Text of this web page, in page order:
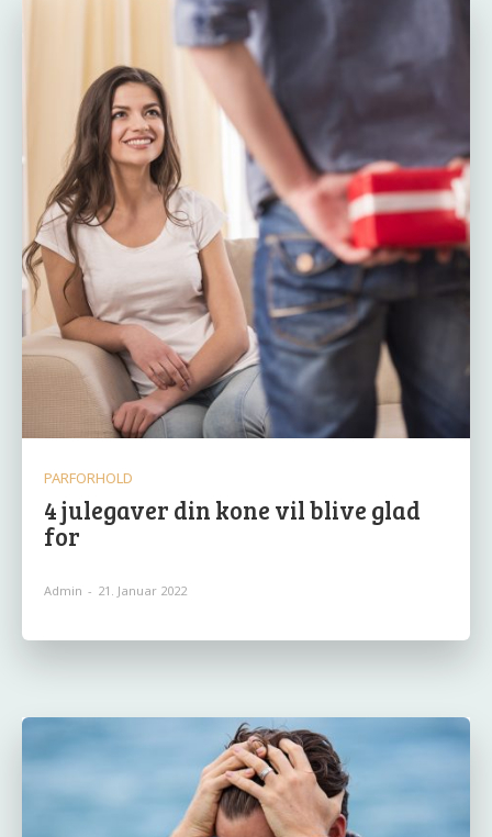
PARFORHOLD
4 julegaver din kone vil blive glad
for
Admin - 21. Januar 2022